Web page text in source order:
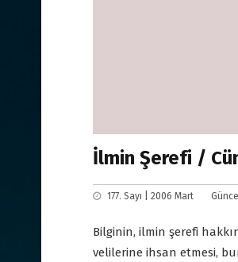
İlmin Şerefi /
177. Sayı | 2006 Mart
Bilginin, ilmin şerefi
velilerine ihsan etmesi,